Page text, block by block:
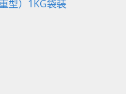
型）1KG袋裝